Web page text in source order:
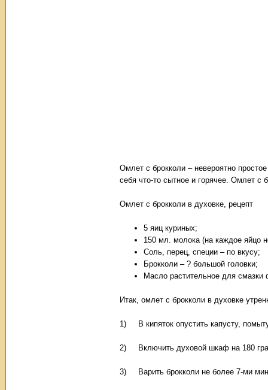
Омлет с брокколи – невероятно
себя что-то сытное и горячее. Омлет с
Омлет с брокколи в духовке, рецепт
5 яиц куриных;
150 мл. молока (на каждое яйцо
Соль, перец, специи – по вкусу;
Брокколи – ? большой головки;
Масло растительное для
Итак, омлет с брокколи в духовке
1) В кипяток опустить капусту,
2) Включить духовой шкаф на 180
3) Варить брокколи не более 7-ми